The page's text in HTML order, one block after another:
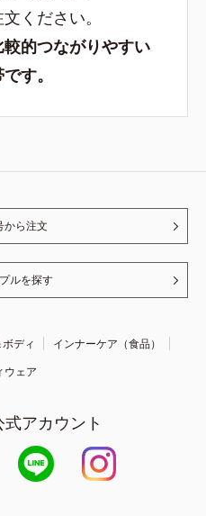
ください。
的つながりやすい
す。
から注文
ルを探す
ディ
インナーケア（食品）
ウェア
式アカウント